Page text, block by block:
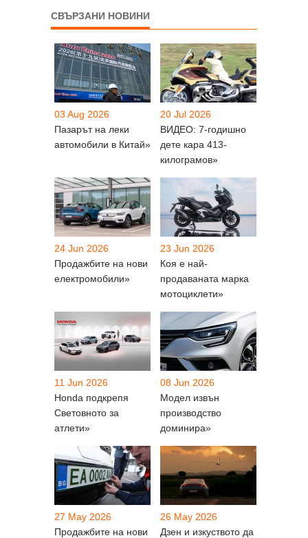
СВЪРЗАНИ НОВИНИ
03 Aug 2026
Пазарът на леки
автомобили в Китай»
20 Jul 2026
ВИДЕО: 7-годишно
дете кара 413-
килограмов»
24 Jun 2026
Продажбите на нови
електромобили»
23 Jun 2026
Коя е най-
продаваната марка
мотоциклети»
11 Jun 2026
Honda подкрепя
Световното за
атлети»
08 Jun 2026
Модел извън
производство
доминира»
27 May 2026
Продажбите на нови
26 May 2026
Дзен и изкуството да